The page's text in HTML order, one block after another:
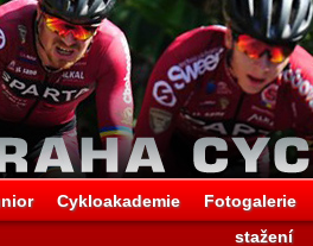
Cykloakademie
Fotogalerie
stažení